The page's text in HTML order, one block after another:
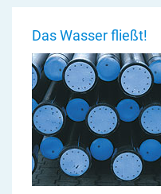
Das Wasser fließt!